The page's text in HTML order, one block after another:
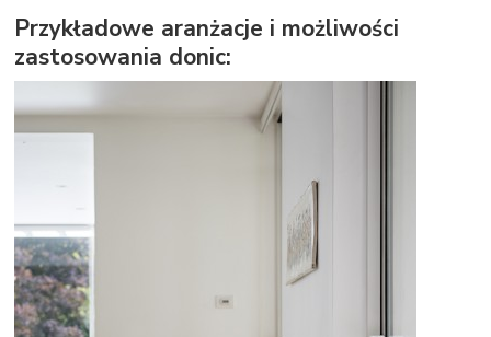
Przykładowe aranżacje i możliwości
zastosowania donic: